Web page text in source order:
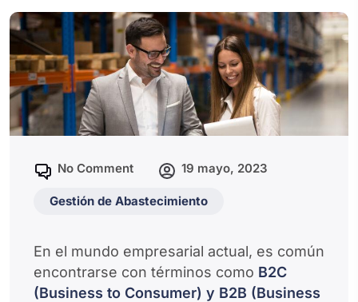
No Comment 19 mayo, 2023
Gestión de Abastecimiento
En el mundo empresarial actual, es común
encontrarse con términos como B2C
(Business to Consumer) y B2B (Business